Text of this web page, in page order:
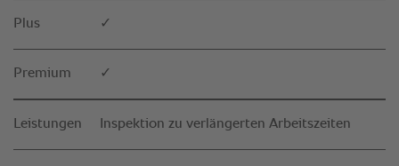
Plus ✓
Premium ✓
Leistungen Inspektion zu verlängerten Arbeitszeiten